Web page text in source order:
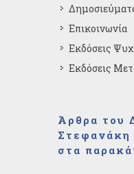
Επικοινωνία
Εκδόσεις
Εκδόσεις
Άρθρα του
Στεφανάκη
στα